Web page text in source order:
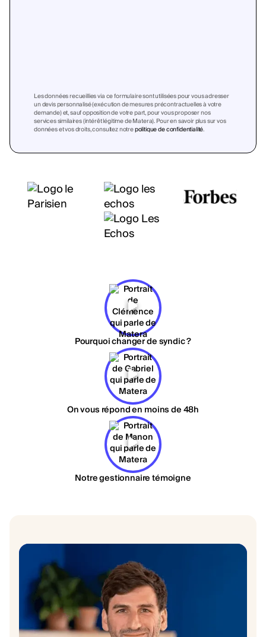
Les données recueillies via ce formulaire sont utilisées pour vous adresser
un devis personnalisé (exécution de mesures précontractuelles à votre
demande) et, sauf opposition de votre part, pour vous proposer nos
services similaires (intérêt légitime de Matera). Pour en savoir plus sur vos
données et vos droits, consultez notrepolitique de confidentialité.
Pourquoi changer de syndic ?
On vous répond en moins de 48h
Notre gestionnaire témoigne